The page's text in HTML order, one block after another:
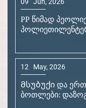
შეფუთვის და
რეგლამენტი
შევა: მზად არის
ბოთლების
2026 წლის
საინდუსტრიო
განახლება,